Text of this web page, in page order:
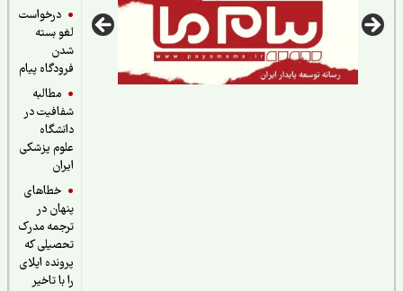
درخواست
لغو بسته
فرودگاه پیام
مطالبه
شفافیت در
دانشگاه
علوم پزشکی
خطاهای
پنهان در
ترجمه مدرک
تحصیلی که
پرونده اپلای
را با تاخیر